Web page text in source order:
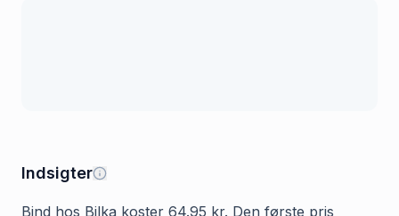
Indsigter
Bind hos Bilka koster 64.95 kr. Den første pris